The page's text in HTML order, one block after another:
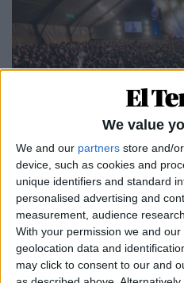
We value
We and our partners store and/
device, such as cookies and
unique identifiers and standard
personalised advertising and
measurement, audience
With your permission we and
geolocation data and
may click to consent to our and
27.12.2023
MÚSICA
Festivern: estrenes i
L'edició d'enguany estarà
com ara Smoking Souls o El
PerMoisés Pérez